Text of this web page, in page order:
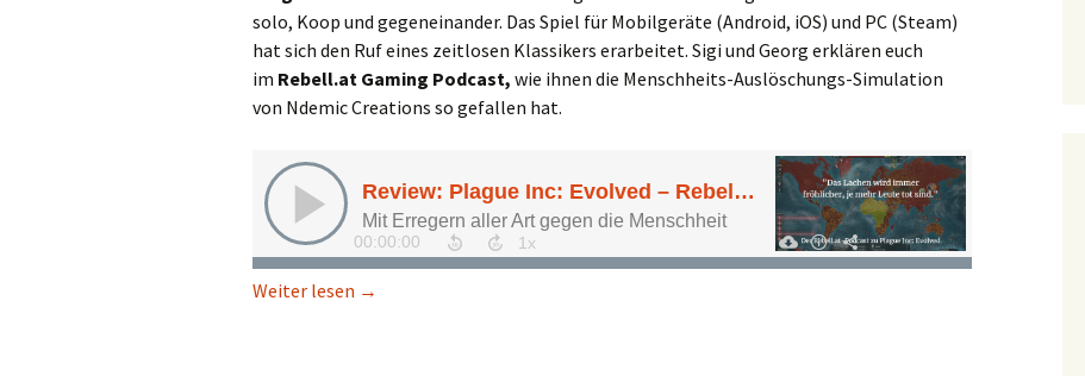
solo, Koop und gegeneinander. Das Spiel für Mobilgeräte (Android, iOS) und PC (Steam)
hat sich den Ruf eines zeitlosen Klassikers erarbeitet. Sigi und Georg erklären euch
im Rebell.at Gaming Podcast, wie ihnen die Menschheits-Auslöschungs-Simulation
von Ndemic Creations so gefallen hat.
Weiter lesen Review: Plague Inc: Evolved – Rebellen züchten die Super-Seuche
→